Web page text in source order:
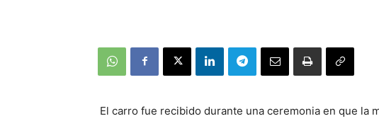
El carro fue recibido durante una ceremonia en que la